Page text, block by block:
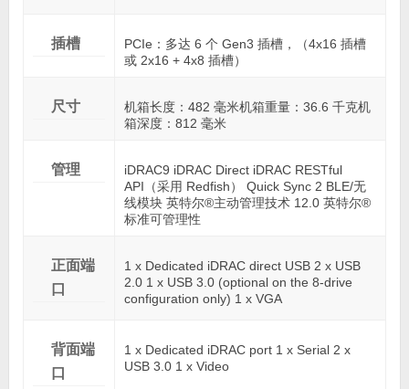
插槽
PCIe：多达 6 个 Gen3 插槽，（4x16 插槽
或 2x16 + 4x8 插槽）
尺寸
机箱长度：482 毫米机箱重量：36.6 千克机
箱深度：812 毫米
管理
iDRAC9 iDRAC Direct iDRAC RESTful
API（采用 Redfish） Quick Sync 2 BLE/无
线模块 英特尔®主动管理技术 12.0 英特尔®
标准可管理性
正面端
口
1 x Dedicated iDRAC direct USB 2 x USB
2.0 1 x USB 3.0 (optional on the 8-drive
configuration only) 1 x VGA
背面端
口
1 x Dedicated iDRAC port 1 x Serial 2 x
USB 3.0 1 x Video